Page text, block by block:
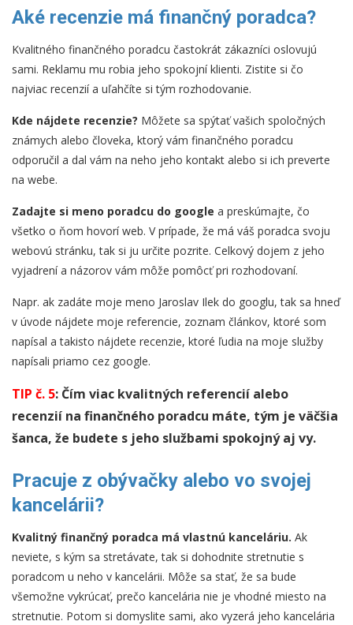
Aké recenzie má finančný poradca?
Kvalitného finančného poradcu častokrát zákazníci oslovujú
sami. Reklamu mu robia jeho spokojní klienti. Zistite si čo
najviac recenzií a uľahčíte si tým rozhodovanie.
Kde nájdete recenzie? Môžete sa spýtať vašich spoločných
známych alebo človeka, ktorý vám finančného poradcu
odporučil a dal vám na neho jeho kontakt alebo si ich preverte
na webe.
Zadajte si meno poradcu do google a preskúmajte, čo
všetko o ňom hovorí web. V prípade, že má váš poradca svoju
webovú stránku, tak si ju určite pozrite. Celkový dojem z jeho
vyjadrení a názorov vám môže pomôcť pri rozhodovaní.
Napr. ak zadáte moje meno Jaroslav Ilek do googlu, tak sa hneď
v úvode nájdete moje referencie, zoznam článkov, ktoré som
napísal a takisto nájdete recenzie, ktoré ľudia na moje služby
napísali priamo cez google.
TIP č. 5: Čím viac kvalitných referencií alebo
recenzií na finančného poradcu máte, tým je väčšia
šanca, že budete s jeho službami spokojný aj vy.
Pracuje z obývačky alebo vo svojej
kancelárii?
Kvalitný finančný poradca má vlastnú kanceláriu. Ak
neviete, s kým sa stretávate, tak si dohodnite stretnutie s
poradcom u neho v kancelárii. Môže sa stať, že sa bude
všemožne vykrúcať, prečo kancelária nie je vhodné miesto na
stretnutie. Potom si domyslite sami, ako vyzerá jeho kancelária